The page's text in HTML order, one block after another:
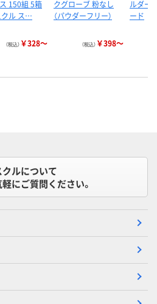
150組 5箱
クル ス…
（税込） ￥328～
クグローブ 粉なし
（パウダーフリー）
（税込） ￥398～
ルダー
ード
クルについて
にご質問ください。